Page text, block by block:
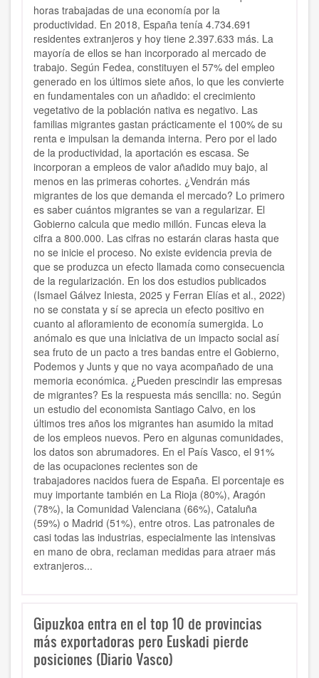
horas trabajadas de una economía por la
productividad. En 2018, España tenía 4.734.691
residentes extranjeros y hoy tiene 2.397.633 más. La
mayoría de ellos se han incorporado al mercado de
trabajo. Según Fedea, constituyen el 57% del empleo
generado en los últimos siete años, lo que les convierte
en fundamentales con un añadido: el crecimiento
vegetativo de la población nativa es negativo. Las
familias migrantes gastan prácticamente el 100% de su
renta e impulsan la demanda interna. Pero por el lado
de la productividad, la aportación es escasa. Se
incorporan a empleos de valor añadido muy bajo, al
menos en las primeras cohortes. ¿Vendrán más
migrantes de los que demanda el mercado? Lo primero
es saber cuántos migrantes se van a regularizar. El
Gobierno calcula que medio millón. Funcas eleva la
cifra a 800.000. Las cifras no estarán claras hasta que
no se inicie el proceso. No existe evidencia previa de
que se produzca un efecto llamada como consecuencia
de la regularización. En los dos estudios publicados
(Ismael Gálvez Iniesta, 2025 y Ferran Elías et al., 2022)
no se constata y sí se aprecia un efecto positivo en
cuanto al afloramiento de economía sumergida. Lo
anómalo es que una iniciativa de un impacto social así
sea fruto de un pacto a tres bandas entre el Gobierno,
Podemos y Junts y que no vaya acompañado de una
memoria económica. ¿Pueden prescindir las empresas
de migrantes? Es la respuesta más sencilla: no. Según
un estudio del economista Santiago Calvo, en los
últimos tres años los migrantes han asumido la mitad
de los empleos nuevos. Pero en algunas comunidades,
los datos son abrumadores. En el País Vasco, el 91%
de las ocupaciones recientes son de
trabajadores nacidos fuera de España. El porcentaje es
muy importante también en La Rioja (80%), Aragón
(78%), la Comunidad Valenciana (66%), Cataluña
(59%) o Madrid (51%), entre otros. Las patronales de
casi todas las industrias, especialmente las intensivas
en mano de obra, reclaman medidas para atraer más
extranjeros...
Gipuzkoa entra en el top 10 de provincias
más exportadoras pero Euskadi pierde
posiciones (Diario Vasco)